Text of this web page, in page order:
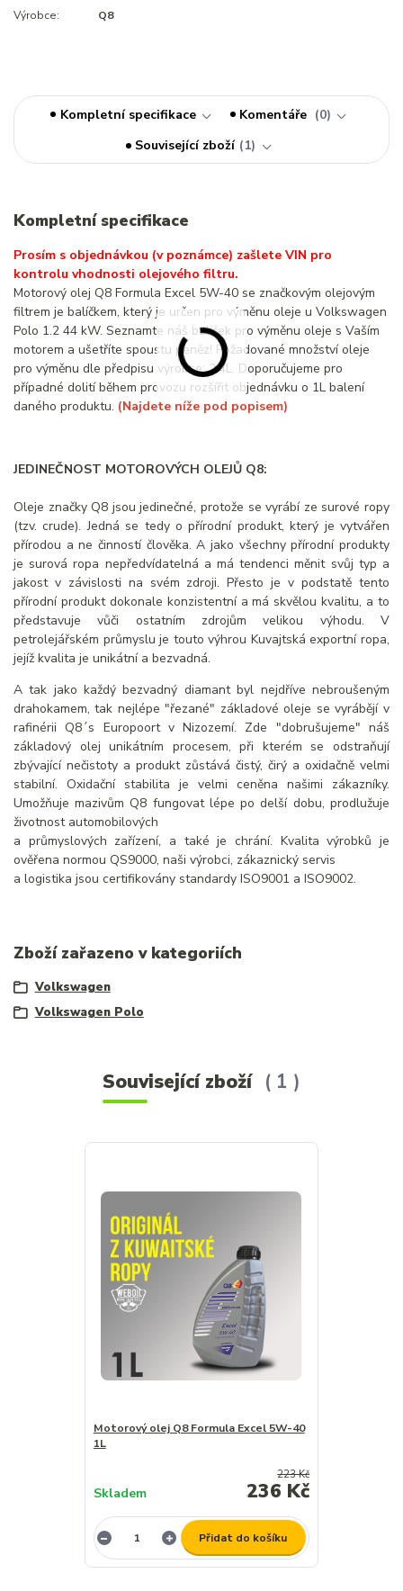
Výrobce: Q8
Kompletní specifikace Komentáře
0
Související zboží
1
Kompletní specifikace
Prosím s objednávkou (v poznámce) zašlete VIN pro
kontrolu vhodnosti olejového filtru.
Motorový olej Q8 Formula Excel 5W-40 se značkovým olejovým
filtrem je balíčkem, který je určen pro výměnu oleje u Volkswagen
Polo 1.2 44 kW. Seznamte náš balíček pro výměnu oleje s Vaším
motorem a ušetříte spoustu peněz! Požadované množství oleje
pro výměnu dle předpisu výrobce: 2,4L. Doporučujeme pro
případné dolití během provozu rozšířit objednávku o 1L balení
daného produktu. (Najdete níže pod popisem)
JEDINEČNOST MOTOROVÝCH OLEJŮ Q8:
Oleje značky Q8 jsou jedinečné, protože se vyrábí ze surové ropy
(tzv. crude). Jedná se tedy o přírodní produkt, který je vytvářen
přírodou a ne činností člověka. A jako všechny přírodní produkty
je surová ropa nepředvídatelná a má tendenci měnit svůj typ a
jakost v závislosti na svém zdroji. Přesto je v podstatě tento
přírodní produkt dokonale konzistentní a má skvělou kvalitu, a to
představuje vůči ostatním zdrojům velikou výhodu. V
petrolejářském průmyslu je touto výhrou Kuvajtská exportní ropa,
jejíž kvalita je unikátní a bezvadná.
A tak jako každý bezvadný diamant byl nejdříve nebroušeným
drahokamem, tak nejlépe "řezané" základové oleje se vyrábějí v
rafinérii Q8´s Europoort v Nizozemí. Zde "dobrušujeme" náš
základový olej unikátním procesem, při kterém se odstraňují
zbývající nečistoty a produkt zůstává čistý, čirý a oxidačně velmi
stabilní. Oxidační stabilita je velmi ceněna našimi zákazníky.
Umožňuje mazivům Q8 fungovat lépe po delší dobu, prodlužuje
životnost automobilových
a průmyslových zařízení, a také je chrání. Kvalita výrobků je
ověřena normou QS9000, naši výrobci, zákaznický servis
a logistika jsou certifikovány standardy ISO9001 a ISO9002.
Zboží zařazeno v kategoriích
Volkswagen
Volkswagen Polo
Související zboží 1
Motorový olej Q8 Formula Excel 5W-40
1L
223 Kč
236 Kč
Skladem
Přidat do košíku